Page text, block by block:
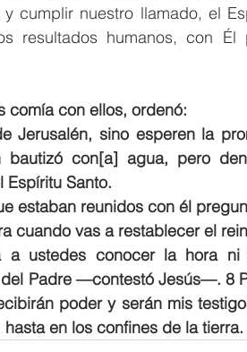
cumplir nuestro llamado, el
resultados humanos, con
comía con ellos, ordenó:
Jerusalén, sino esperen la
bautizó con[a] agua, pero
Espíritu Santo.
estaban reunidos con él
cuando vas a restablecer el
ustedes conocer la hora ni
Padre —contestó Jesús—. 8
poder y serán mis
en los confines de la